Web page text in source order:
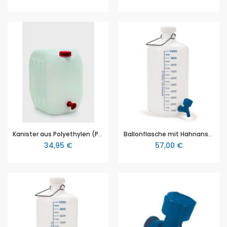
Kanister aus Polyethylen (PE), 30 Liter, mit Hahn und Schraubverschluss.
34,95 €
Ballonflasche mit Hahnanschluss, 5 l
57,00 €